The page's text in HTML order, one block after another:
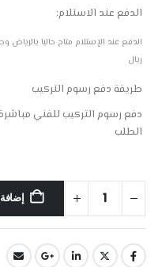
الدفع عند الاستلام:
ريال
طريقة دفع رسوم التركيب
دفع رسوم التركيب للفني
الطلب